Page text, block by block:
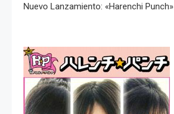
Nuevo Lanzamiento: «Harenchi Punch»